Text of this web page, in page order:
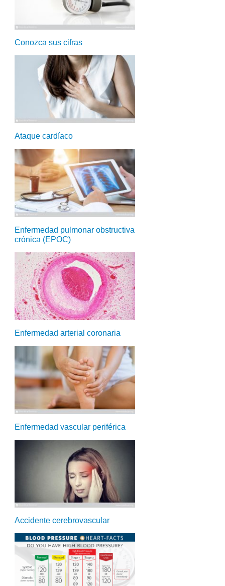
Conozca sus cifras
Ataque cardíaco
Enfermedad pulmonar obstructiva
crónica (EPOC)
Enfermedad arterial coronaria
Enfermedad vascular periférica
Accidente cerebrovascular